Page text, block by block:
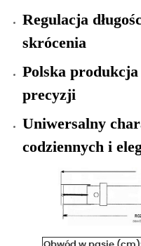
Regulacja
skrócenia
Polska
precyzji
Uniwersalny
codziennych i